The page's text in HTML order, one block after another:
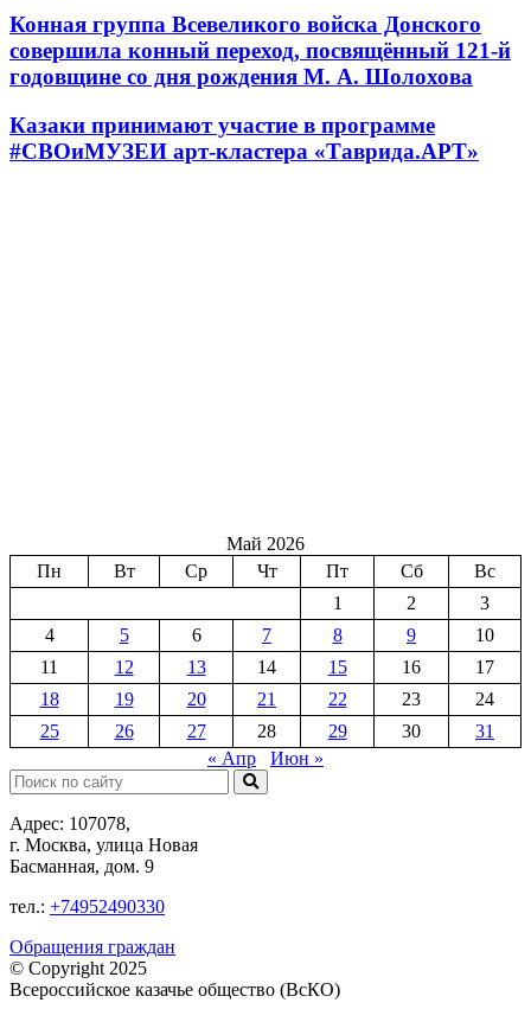
Конная группа Всевеликого войска Донского
совершила конный переход, посвящённый 121-й
годовщине со дня рождения М. А. Шолохова
Казаки принимают участие в программе
#СВОиМУЗЕИ арт-кластера «Таврида.АРТ»
Май 2026
Пн
Вт Ср Чт Пт Сб
Вс
1
2
3
4
5 6 7 8 9
10
11
12 13 14 15 16
17
18
19 20 21 22 23
24
25
26 27 28 29 30
31
« Апр
Июн »
Поиск:
Адрес: 107078,
г. Москва, улица Новая
Басманная, дом. 9
тел.: +74952490330
Обращения граждан
© Copyright 2025
Всероссийское казачье общество (ВсКО)